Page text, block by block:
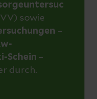
sowie
–
Schein –
durch.